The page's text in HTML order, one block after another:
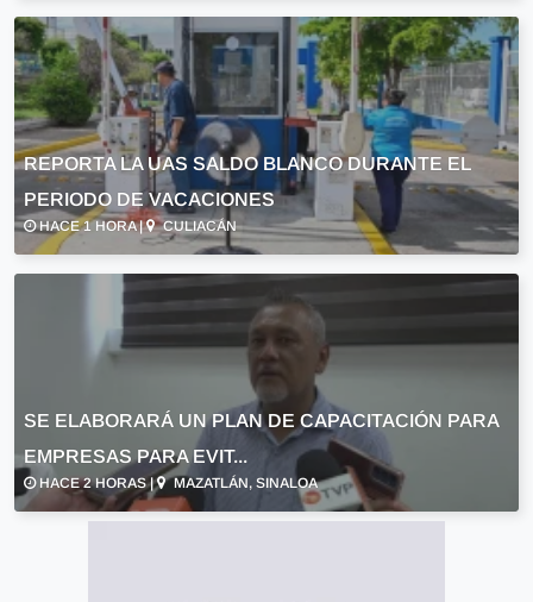
REPORTA LA UAS SALDO BLANCO DURANTE EL
PERIODO DE VACACIONES
HACE 1 HORA | CULIACÁN
SE ELABORARÁ UN PLAN DE CAPACITACIÓN PARA
EMPRESAS PARA EVIT...
HACE 2 HORAS | MAZATLÁN, SINALOA